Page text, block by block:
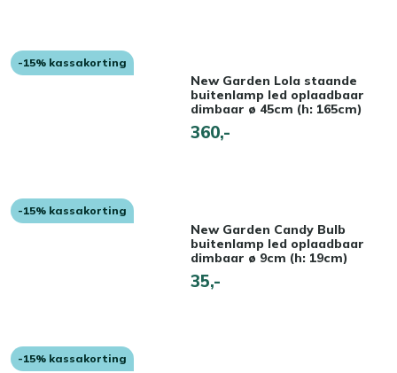
-15% kassakorting
New Garden Lola staande
buitenlamp led oplaadbaar
dimbaar ø 45cm (h: 165cm)
360,-
-15% kassakorting
New Garden Candy Bulb
buitenlamp led oplaadbaar
dimbaar ø 9cm (h: 19cm)
35,-
-15% kassakorting